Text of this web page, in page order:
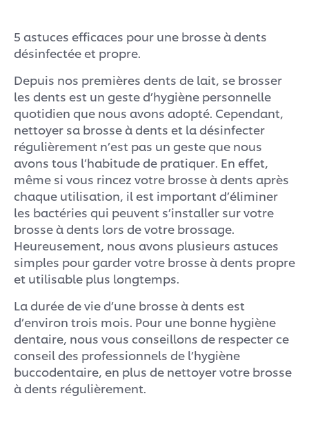
5 astuces efficaces pour une brosse à dents
désinfectée et propre.
Depuis nos premières dents de lait, se brosser
les dents est un geste d’hygiène personnelle
quotidien que nous avons adopté. Cependant,
nettoyer sa brosse à dents et la désinfecter
régulièrement n’est pas un geste que nous
avons tous l’habitude de pratiquer. En effet,
même si vous rincez votre brosse à dents après
chaque utilisation, il est important d’éliminer
les bactéries qui peuvent s’installer sur votre
brosse à dents lors de votre brossage.
Heureusement, nous avons plusieurs astuces
simples pour garder votre brosse à dents propre
et utilisable plus longtemps.
La durée de vie d’une brosse à dents est
d’environ trois mois. Pour une bonne hygiène
dentaire, nous vous conseillons de respecter ce
conseil des professionnels de l’hygiène
buccodentaire, en plus de nettoyer votre brosse
à dents régulièrement.